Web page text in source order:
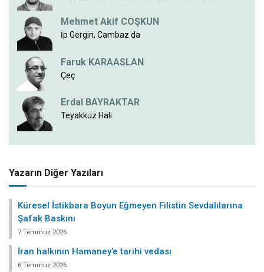
Mehmet Akif COŞKUN
İp Gergin, Cambaz da
Faruk KARAASLAN
Çeç
Erdal BAYRAKTAR
Teyakkuz Hali
Yazarın Diğer Yazıları
Küresel İstikbara Boyun Eğmeyen Filistin Sevdalılarına
Şafak Baskını
7 Temmuz 2026
İran halkının Hamaney’e tarihi vedası
6 Temmuz 2026